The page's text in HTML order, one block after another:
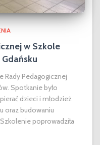
w Szkole
Rady Pedagogicznej
Spotkanie było
dzieci i młodzież
oraz budowaniu
poprowadziła